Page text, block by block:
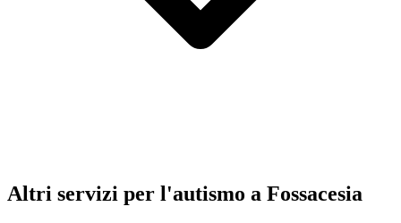
Altri servizi per l'autismo a Fossacesia